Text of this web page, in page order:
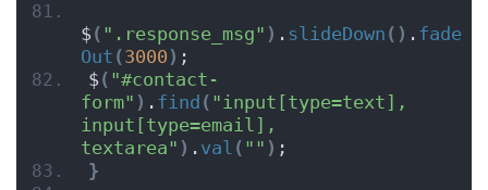
$( ".response_msg" ) . slideDown () . fade
Out (3000 ) ;
$( "#contact-
form" ) . find ( "input[type=text],
input[type=email],
textarea" ) . val ( "" ) ;
}